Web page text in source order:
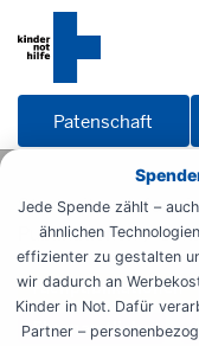
Jede Spende zählt –
ähnlichen
effizienter zu gestalten
wir dadurch an
Kinder in Not. Dafür
Partner –
Patenschaft
Startseite
Publikationen
Fachpublikationen
Ehrenamtliche